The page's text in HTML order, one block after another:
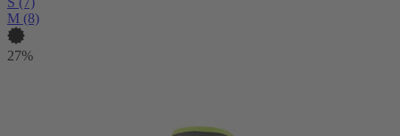
M (8)
27%